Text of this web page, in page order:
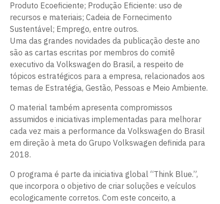
Produto Ecoeficiente; Produção Eficiente: uso de
recursos e materiais; Cadeia de Fornecimento
Sustentável; Emprego, entre outros.
Uma das grandes novidades da publicação deste ano
são as cartas escritas por membros do comitê
executivo da Volkswagen do Brasil, a respeito de
tópicos estratégicos para a empresa, relacionados aos
temas de Estratégia, Gestão, Pessoas e Meio Ambiente.
O material também apresenta compromissos
assumidos e iniciativas implementadas para melhorar
cada vez mais a performance da Volkswagen do Brasil
em direção à meta do Grupo Volkswagen definida para
2018.
O programa é parte da iniciativa global “Think Blue.”,
que incorpora o objetivo de criar soluções e veículos
ecologicamente corretos. Com este conceito, a